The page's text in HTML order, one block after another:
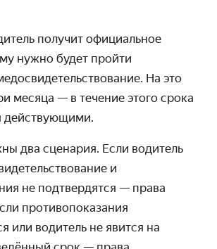
получит официальное
нужно будет пройти
На это
месяца — в течение этого срока
действующими.
два сценария. Если водитель
и
не подтвердятся — права
противопоказания
или водитель не явится на